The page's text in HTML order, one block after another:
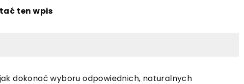
ten wpis
dokonać wyboru odpowiednich, naturalnych